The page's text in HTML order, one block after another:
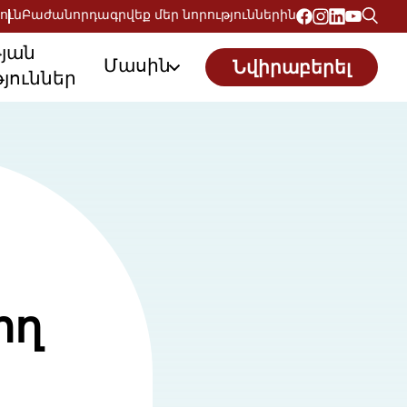
Բաժանորդագրվեք մեր նորություններին
Մասին Նվիրաբերել